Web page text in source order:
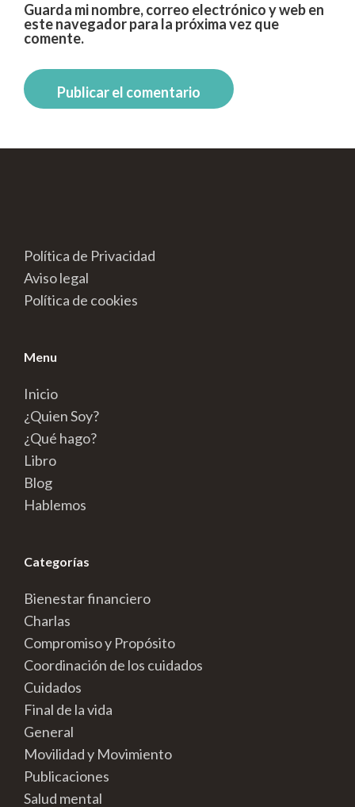
Guarda mi nombre, correo electrónico y web en
este navegador para la próxima vez que
comente.
Política de Privacidad
Aviso legal
Política de cookies
Menu
Inicio
¿Quien Soy?
¿Qué hago?
Libro
Blog
Hablemos
Categorías
Bienestar financiero
Charlas
Compromiso y Propósito
Coordinación de los cuidados
Cuidados
Final de la vida
General
Movilidad y Movimiento
Publicaciones
Salud mental